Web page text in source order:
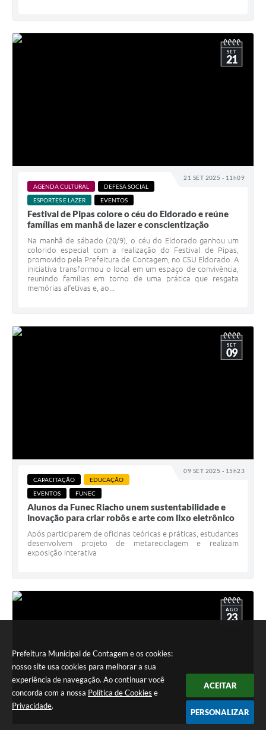
Prefeitura Municipal de Contagem e os cookies:
nosso site usa cookies para melhorar a sua
experiência de navegação. Ao continuar você
concorda com a nossa Política de Cookies e
Privacidade.
ACEITAR
PERSONALIZAR
21 SET 2025 - 11h09
SET
21
AGENDA CULTURAL
DEFESA SOCIAL
ESPORTES E LAZER
EVENTOS
Festival de Pipas colore o céu do Eldorado e reúne
famílias em manhã de lazer e conscientização
Na manhã de sábado (20/9), o céu do Eldorado ganhou um
colorido especial com a realização do Festival de Pipas,
promovido pela Prefeitura de Contagem, no CSU Eldorado. A
iniciativa transformou o local em um espaço de convivência,
reunindo famílias em torno de uma prática que resgata
memórias afetivas e, ao...
09 SET 2025 - 15h23
SET
09
CAPACITAÇÃO
EDUCAÇÃO
EVENTOS
FUNEC
Alunos da Funec Riacho unem sustentabilidade e
inovação para criar robôs e arte com lixo eletrônico
Após participarem de oficinas teóricas e práticas, estudantes
desenvolvem projeto de metareciclagem e realizam
exposição interativa
AGO
23